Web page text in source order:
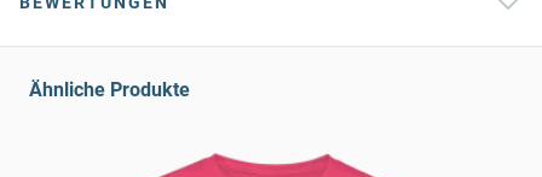
Ähnliche Produkte